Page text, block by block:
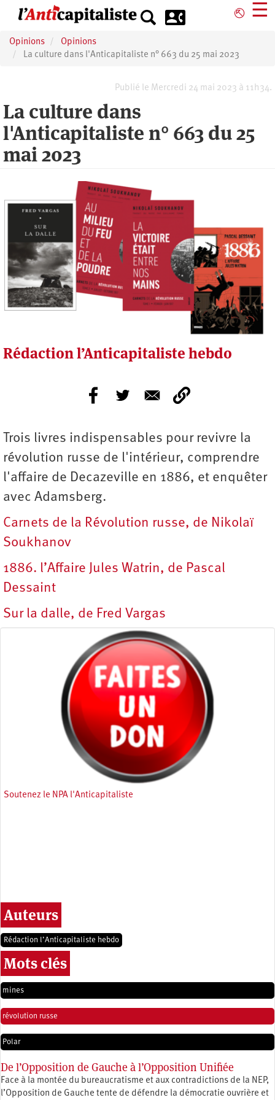
principal
⎋ ☰
Opinions
Opinions
La culture dans l'Anticapitaliste n° 663 du 25 mai 2023
Publié le Mercredi 24 mai 2023 à 11h34.
La culture dans
l'Anticapitaliste n° 663 du 25
mai 2023
Rédaction l’Anticapitaliste hebdo
Trois livres indispensables pour revivre la
révolution russe de l'intérieur, comprendre
l'affaire de Decazeville en 1886, et enquêter
avec Adamsberg.
Carnets de la Révolution russe, de Nikolaï
Soukhanov
1886. l’Affaire Jules Watrin, de Pascal
Dessaint
Sur la dalle, de Fred Vargas
Soutenez le NPA l'Anticapitaliste
Auteurs
Rédaction l’Anticapitaliste hebdo
Mots clés
mines
révolution russe
Polar
De l’Opposition de Gauche à l’Opposition Unifiée
Face à la montée du bureaucratisme et aux contradictions de la NEP,
l’Opposition de Gauche tente de défendre la démocratie ouvrière et